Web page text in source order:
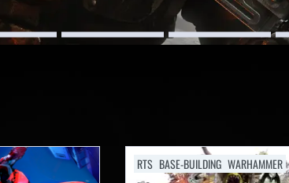
RTS BASE-BUILDING WARHAMMER